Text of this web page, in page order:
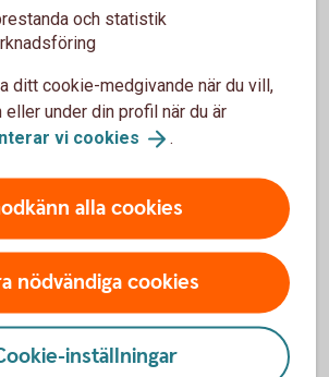
motbedragarna.
på
kontakt
kontakter som ser ut att komma från
myndigheter eller någon du
ett vanligt försök att lura dig. Bedragare
avsändare för att skapa
och statistik
ditt cookie-medgivande när du vill,
under din profil när du är
vi cookies .
alla cookies
nödvändiga cookies
inställningar